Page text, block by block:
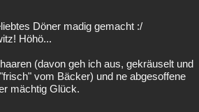
Döner madig gemacht :/
Höhö...
(davon geh ich aus, gekräuselt und
vom Bäcker) und ne abgesoffene
mächtig Glück.